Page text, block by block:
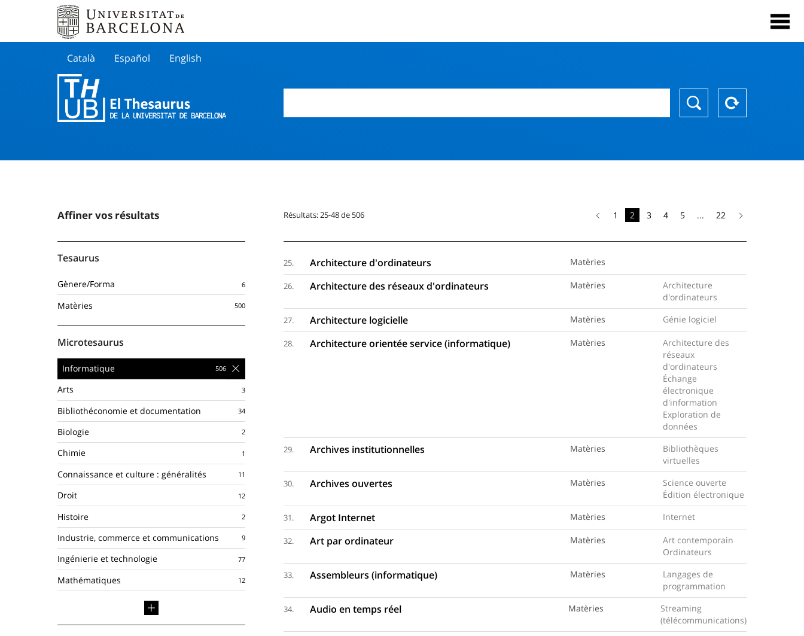
Català Español English
Affiner vos résultats
Tesaurus
Gènere/Forma
Matèries
Microtesaurus
Informatique
Arts
Bibliothéconomie et documentation
Biologie
Chimie
Connaissance et culture : généralités
Droit
Histoire
Industrie, commerce et communications
Ingénierie et technologie
Mathématiques
Résultats: 25-48 de 506 1 2 3 4 5 ... 22
25. Architecture d'ordinateurs Matèries
26. Architecture des réseaux d'ordinateurs Matèries
Architecture
d'ordinateurs
27. Architecture logicielle Matèries Génie logiciel
28. Architecture orientée service (informatique) Matèries
Architecture des
réseaux
d'ordinateurs
Échange
électronique
d'information
Exploration de
données
29. Archives institutionnelles Matèries
Bibliothèques
virtuelles
30. Archives ouvertes Matèries
Science ouverte
Édition électronique
31. Argot Internet Matèries Internet
32. Art par ordinateur Matèries
Art contemporain
Ordinateurs
33. Assembleurs (informatique) Matèries
Langages de
programmation
34. Audio en temps réel Matèries
Streaming
(télécommunications)